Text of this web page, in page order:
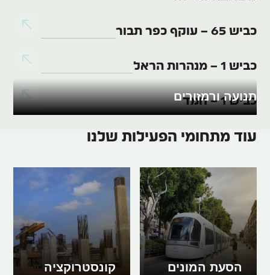
כביש 65 – עוקף כפר תבור
כביש 1 – מנהרות הראל
כביש 1 – חמד
תנועה ורמזורים
עוד מתחומי הפעילות שלנו
הסעת המונים קונסטרוקציה